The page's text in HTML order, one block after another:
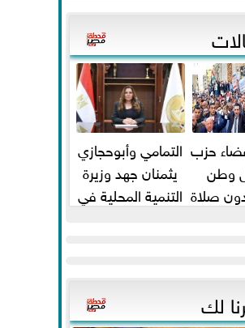
حزب
وطن
صلاة
التمامي وأبوحجازي
يثمنان جهد وزيرة
التنمية المحلية في
لك